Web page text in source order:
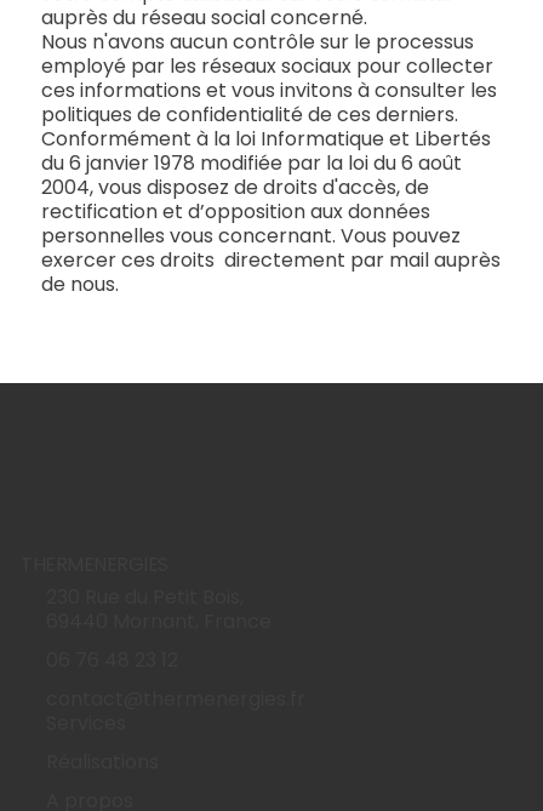
auprès du réseau social concerné.
Nous n'avons aucun contrôle sur le processus
employé par les réseaux sociaux pour collecter
ces informations et vous invitons à consulter les
politiques de confidentialité de ces derniers.
Conformément à la loi Informatique et Libertés
du 6 janvier 1978 modifiée par la loi du 6 août
2004, vous disposez de droits d'accès, de
rectification et d’opposition aux données
personnelles vous concernant. Vous pouvez
exercer ces droits directement par mail auprès
de nous.